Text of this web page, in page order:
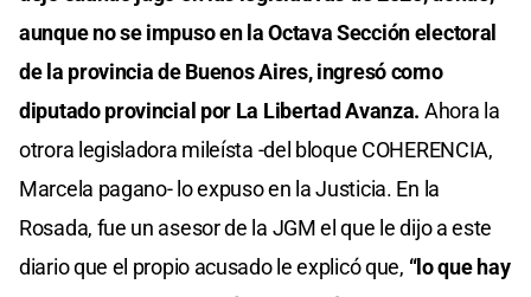
aunque no se impuso en la Octava Sección electoral
de la provincia de Buenos Aires, ingresó como
diputado provincial por La Libertad Avanza. Ahora la
otrora legisladora mileísta -del bloque COHERENCIA,
Marcela pagano- lo expuso en la Justicia. En la
Rosada, fue un asesor de la JGM el que le dijo a este
diario que el propio acusado le explicó que, “lo que hay